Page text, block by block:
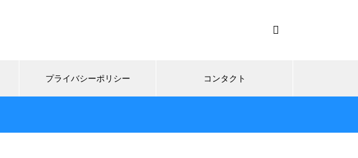
プライバシーポリシー コンタクト